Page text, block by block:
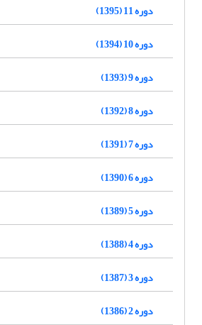
دوره 11 (1395)
دوره 10 (1394)
دوره 9 (1393)
دوره 8 (1392)
دوره 7 (1391)
دوره 6 (1390)
دوره 5 (1389)
دوره 4 (1388)
دوره 3 (1387)
دوره 2 (1386)